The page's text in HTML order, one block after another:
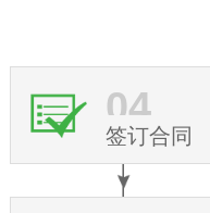
04
签订合同